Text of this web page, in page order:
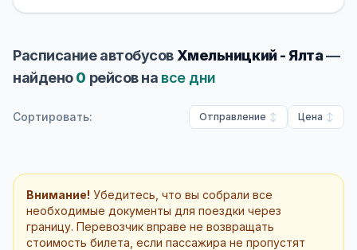
Расписание автобусов Хмельницкий - Ялта—
найдено0 рейсов на все дни
Сортировать: Отправление Цена
Внимание! Убедитесь, что вы собрали все
необходимые документы для поездки через
границу. Перевозчик вправе не возвращать
стоимость билета, если пассажира не пропустят